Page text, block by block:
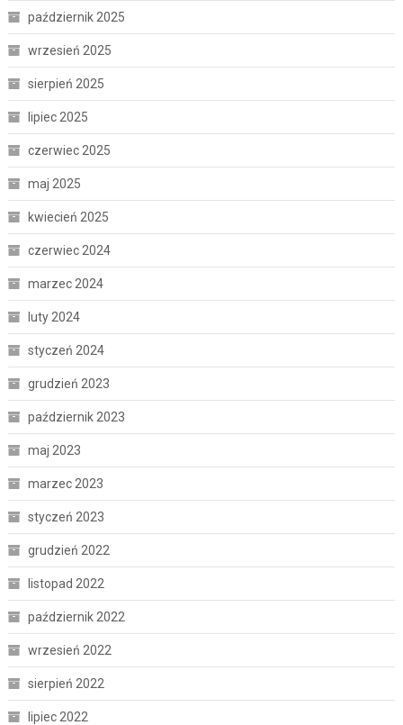
październik 2025
wrzesień 2025
sierpień 2025
lipiec 2025
czerwiec 2025
maj 2025
kwiecień 2025
czerwiec 2024
marzec 2024
luty 2024
styczeń 2024
grudzień 2023
październik 2023
maj 2023
marzec 2023
styczeń 2023
grudzień 2022
listopad 2022
październik 2022
wrzesień 2022
sierpień 2022
lipiec 2022